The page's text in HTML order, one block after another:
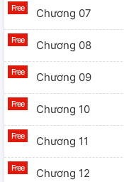
Chương 07
Chương 08
Chương 09
Chương 10
Chương 11
Chương 12